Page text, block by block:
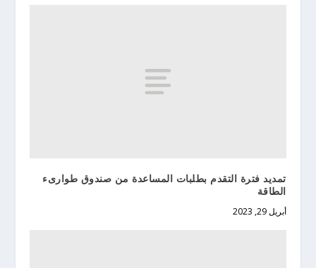
تمديد فترة التقدم بطلبات المساعدة من صندوق طوارىء
الطاقة
أبريل 29, 2023